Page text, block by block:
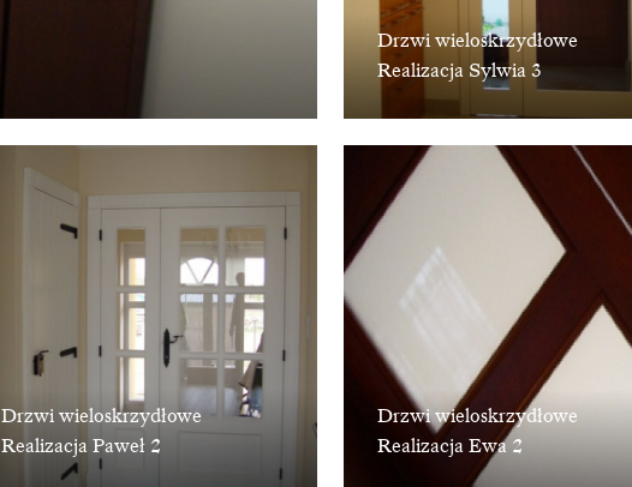
Drzwi wieloskrzydłowe
Realizacja Sylwia 3
Drzwi wieloskrzydłowe
Realizacja Paweł 2
Drzwi wieloskrzydłowe
Realizacja Ewa 2